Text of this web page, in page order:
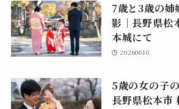
7歳と3歳の姉
影｜長野県松
本城にて
20260610
5歳の女の子
長野県松本市